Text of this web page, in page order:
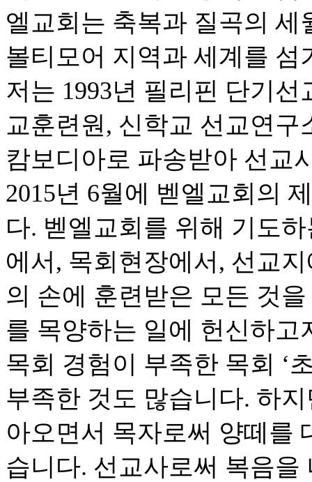
엘교회는 축복과 질곡의
볼티모어 지역과 세계를
저는 1993년 필리핀 단기
교훈련원, 신학교 선교연구
캄보디아로 파송받아 선교
2015년 6월에 벧엘교회의
다. 벧엘교회를 위해 기도
에서, 목회현장에서, 선교
의 손에 훈련받은 모든 것
를 목양하는 일에 헌신하
목회 경험이 부족한 목회 ‘
부족한 것도 많습니다. 하
아오면서 목자로써 양떼를
습니다. 선교사로써 복음